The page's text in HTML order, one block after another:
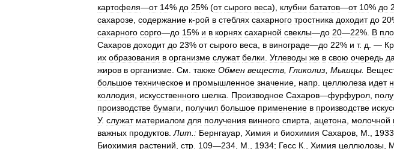
картофеля—от 14% до 25% (от сырого веса), клубни бататов—от 10% до
сахарозе содержание к-рой в стеблях сахарного тростника доходит до 20
сахарного сорго—до 15% и в корнях сахарной свеклы—до 20—22%. В
Сахаров доходит до 23% от сырого веса в винограде—до 22% и т. д . —
их образования в организме служат белки Углеводы же в свою очередь
жиров в организме См также Обмен веществ Гликолиз Мышцы
большое техническое и промышленное значение напр целлюлеза идет
коллодия
искусственного шелка Производное Сахаров—фурфурол
производстве бумаги получил большое применение в производстве
У. служат материалом для получения винного спирта ацетона молочной
важных продуктов Лит : Бернгауар Химия и биохимия Сахаров М 1933
Биохимия растений стр 109—234 М 1934; Гесс К Химия целлюлозы